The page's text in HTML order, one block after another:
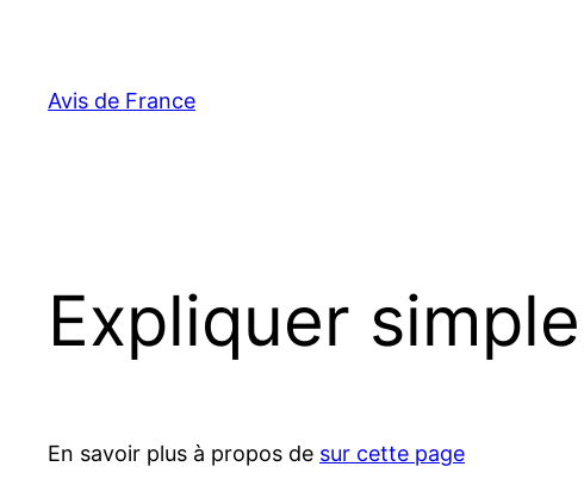
contenu
Avis de France
Expliquer
En savoir plus à propos de sur cette page